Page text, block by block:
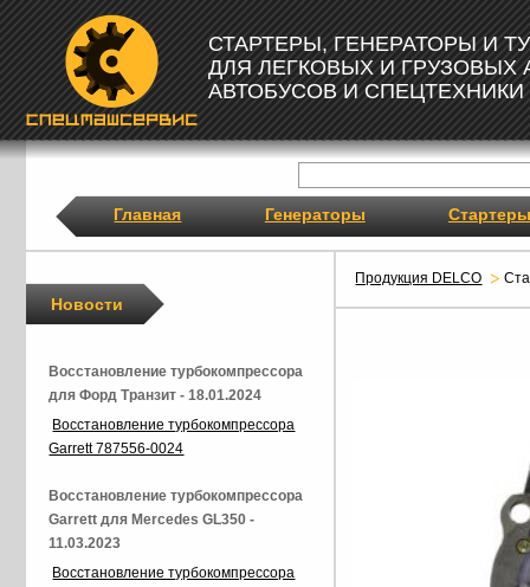
СТАРТЕРЫ, ГЕНЕРАТОРЫ И
ДЛЯ ЛЕГКОВЫХ И ГРУЗОВЫХ
АВТОБУСОВ И СПЕЦТЕХНИКИ
Главная Генераторы Стартеры
Продукция DELCO
Новости
Восстановление турбокомпрессора
для Форд Транзит - 18.01.2024
Восстановление турбокомпрессора
Garrett 787556-0024
Восстановление турбокомпрессора
Garrett для Mercedes GL350 -
11.03.2023
Восстановление турбокомпрессора